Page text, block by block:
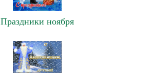
Праздники ноября